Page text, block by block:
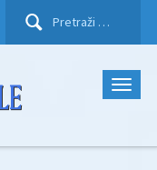
Pretraži: